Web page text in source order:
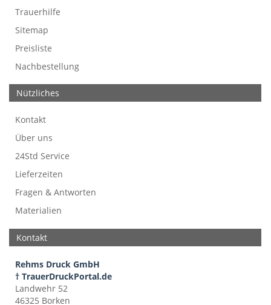
Trauerhilfe
Sitemap
Preisliste
Nachbestellung
Nützliches
Kontakt
Über uns
24Std Service
Lieferzeiten
Fragen & Antworten
Materialien
Kontakt
Rehms Druck GmbH
† TrauerDruckPortal.de
Landwehr 52
46325 Borken